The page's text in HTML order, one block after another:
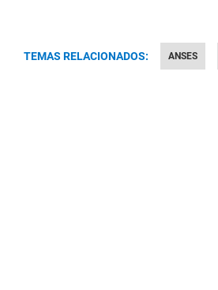
TEMAS RELACIONADOS: ANSES